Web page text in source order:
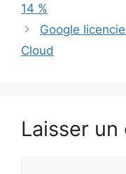
14 %
Google
Cloud
Laisser